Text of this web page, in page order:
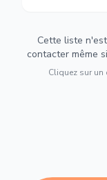
Cette liste
contacter même
Cliquez sur